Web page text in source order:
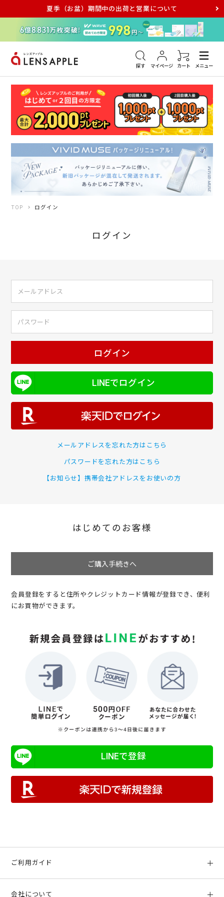
夏季（お盆）期間中の出荷と営業について
探す マイページ カート メニュー
アキュビュー メダリスト メガネ
TOP ログイン
ログイン
ログイン
LINEでログイン
メールアドレスを忘れた方はこちら
パスワードを忘れた方はこちら
【お知らせ】携帯会社アドレスをお使いの方
はじめてのお客様
ご購入手続きへ
会員登録をすると住所やクレジットカード情報が登録でき、便利
にお買物ができます。
LINEで登録
ご利用ガイド
会社について